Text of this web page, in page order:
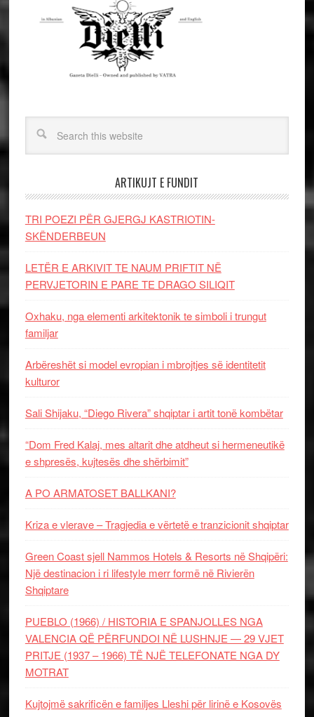
ARTIKUJT E FUNDIT
TRI POEZI PËR GJERGJ KASTRIOTIN-
SKËNDERBEUN
LETËR E ARKIVIT TE NAUM PRIFTIT NË
PERVJETORIN E PARE TE DRAGO SILIQIT
Oxhaku, nga elementi arkitektonik te simboli i trungut
familjar
Arbëreshët si model evropian i mbrojtjes së identitetit
kulturor
Sali Shijaku, “Diego Rivera” shqiptar i artit tonë kombëtar
“Dom Fred Kalaj, mes altarit dhe atdheut si hermeneutikë
e shpresës, kujtesës dhe shërbimit”
A PO ARMATOSET BALLKANI?
Kriza e vlerave – Tragjedia e vërtetë e tranzicionit shqiptar
Green Coast sjell Nammos Hotels & Resorts në Shqipëri:
Një destinacion i ri lifestyle merr formë në Rivierën
Shqiptare
PUEBLO (1966) / HISTORIA E SPANJOLLES NGA
VALENCIA QË PËRFUNDOI NË LUSHNJE — 29 VJET
PRITJE (1937 – 1966) TË NJË TELEFONATE NGA DY
MOTRAT
Kujtojmë sakrificën e familjes Lleshi për lirinë e Kosovës